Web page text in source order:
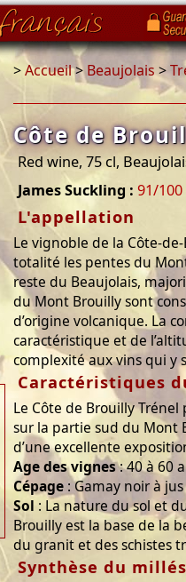
>Accueil>Beaujolais>
Côte de
Red wine, 75 cl,
James Suckling : 91/100
L'appellation
Le vignoble de la Côte-
totalité les pentes du
reste du Beaujolais,
du Mont Brouilly sont
d’origine volcanique. La
caractéristique et de
complexité aux vins qui y
Caractéristiques
Le Côte de Brouilly
sur la partie sud du Mont
d’une excellente
Age des vignes: 40 à 60
Cépage : Gamay noir à
Sol : La nature du sol et
Brouilly est la base de la
du granit et des schistes
Synthèse du